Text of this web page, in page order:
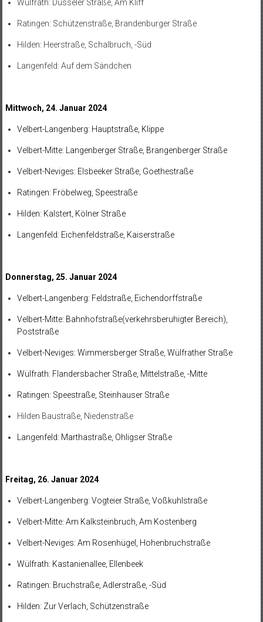
Wülfrath: Düsseler Straße, Am Kliff
Ratingen: Schützenstraße, Brandenburger Straße
Hilden: Heerstraße, Schalbruch, -Süd
Langenfeld: Auf dem Sändchen
Mittwoch, 24. Januar 2024
Velbert-Langenberg: Hauptstraße, Klippe
Velbert-Mitte: Langenberger Straße, Brangenberger Straße
Velbert-Neviges: Elsbeeker Straße, Goethestraße
Ratingen: Fröbelweg, Speestraße
Hilden: Kalstert, Kölner Straße
Langenfeld: Eichenfeldstraße, Kaiserstraße
Donnerstag, 25. Januar 2024
Velbert-Langenberg: Feldstraße, Eichendorffstraße
Velbert-Mitte: Bahnhofstraße(verkehrsberuhigter Bereich),
Poststraße
Velbert-Neviges: Wimmersberger Straße, Wülfrather Straße
Wülfrath: Flandersbacher Straße, Mittelstraße, -Mitte
Ratingen: Speestraße, Steinhauser Straße
Hilden Baustraße, Niedenstraße
Langenfeld: Marthastraße, Ohligser Straße
Freitag, 26. Januar 2024
Velbert-Langenberg: Vogteier Straße, Voßkuhlstraße
Velbert-Mitte: Am Kalksteinbruch, Am Kostenberg
Velbert-Neviges: Am Rosenhügel, Hohenbruchstraße
Wülfrath: Kastanienallee, Ellenbeek
Ratingen: Bruchstraße, Adlerstraße, -Süd
Hilden: Zur Verlach, Schützenstraße